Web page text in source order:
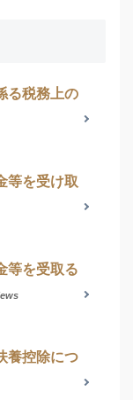
る税務上の
等を受け取
等を受取る
養控除につ